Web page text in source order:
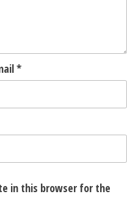
*
in this browser for the